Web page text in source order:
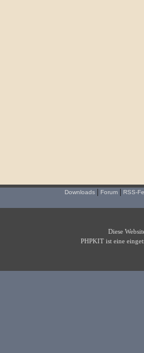
Downloads Forum RSS-
Diese
PHPKIT ist eine